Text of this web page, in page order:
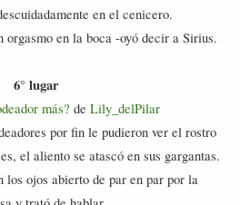
en el cenicero.
en la boca -oyó decir a Sirius.
6° lugar
más? de Lily_delPilar
por fin le pudieron ver el rostro
el aliento se atascó en sus gargantas.
los ojos abierto de par en par por la